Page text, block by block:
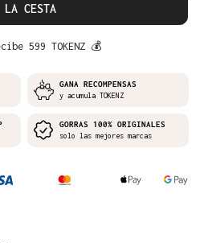
LA CESTA
599 TOKENZ 💰
GANA RECOMPENSAS
y acumula TOKENZ
GORRAS 100% ORIGINALES
solo las mejores marcas